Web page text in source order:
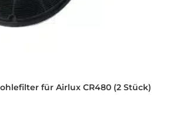
für Airlux CR480 (2 Stück)